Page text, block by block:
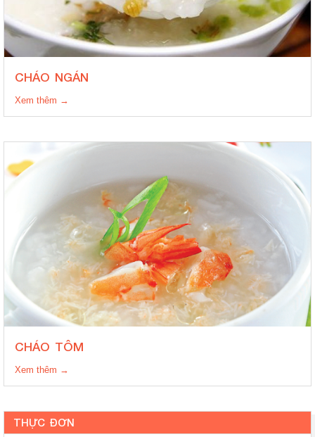
CHÁO NGÁN
Xem thêm →
CHÁO TÔM
Xem thêm →
THỰC ĐƠN